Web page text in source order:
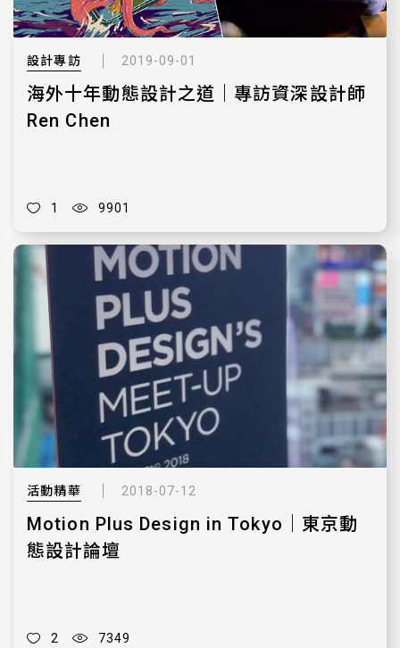
設計專訪 2019-09-01
海外十年動態設計之道｜專訪資深設計師
Ren Chen
1 9901
活動精華 2018-07-12
Motion Plus Design in Tokyo｜東京動
態設計論壇
2 7349